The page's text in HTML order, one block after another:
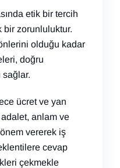
etik bir tercih
bir zorunluluktur.
olduğu kadar
doğru
sağlar.
ücret ve yan
anlam ve
vererek iş
cevap
çekmekle